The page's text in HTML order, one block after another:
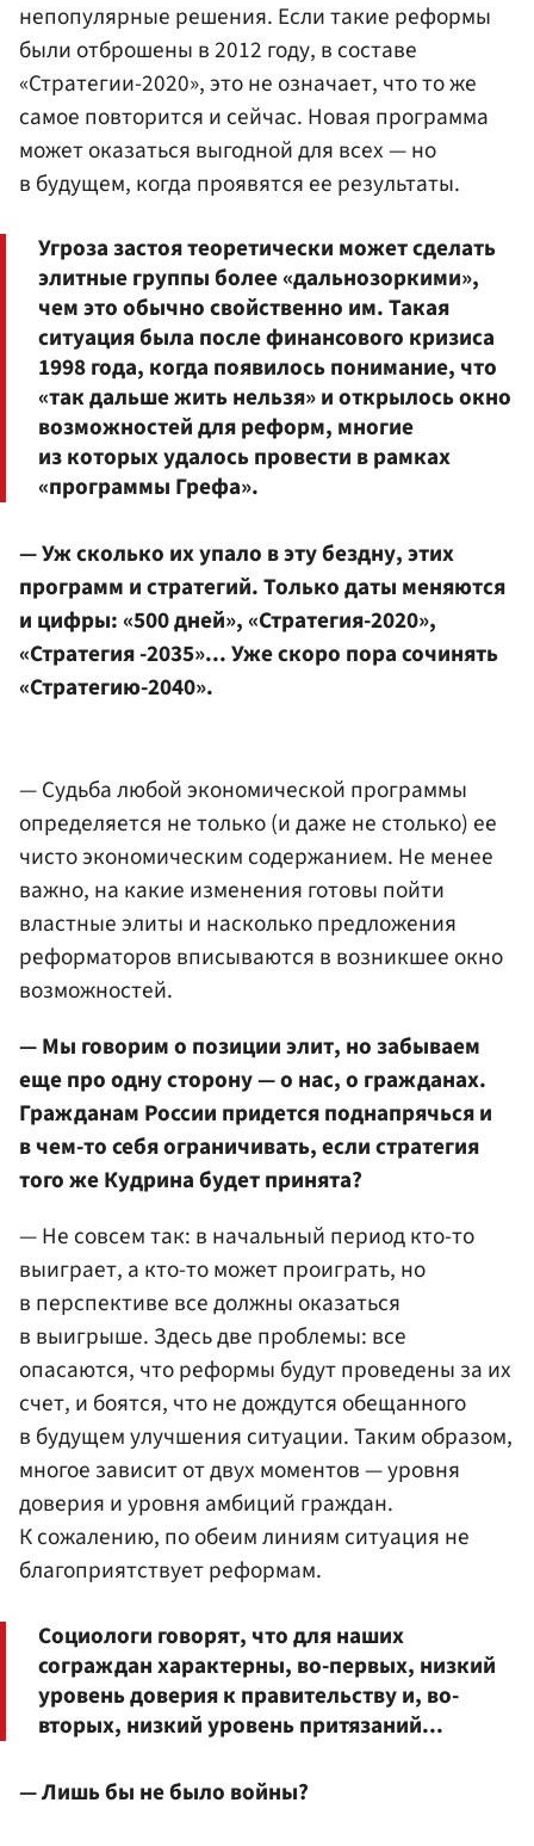
непопулярные решения. Если такие реформы
были отброшены в 2012 году, в составе
«Стратегии-2020», это не означает, что то же
самое повторится и сейчас. Новая программа
может оказаться выгодной для всех — но
в будущем, когда проявятся ее результаты.
Угроза застоя теоретически может сделать
элитные группы более «дальнозоркими»,
чем это обычно свойственно им. Такая
ситуация была после финансового кризиса
1998 года, когда появилось понимание, что
«так дальше жить нельзя» и открылось окно
возможностей для реформ, многие
из которых удалось провести в рамках
«программы Грефа».
— Уж сколько их упало в эту бездну, этих
программ и стратегий. Только даты меняются
и цифры: «500 дней», «Стратегия-2020»,
«Стратегия -2035»... Уже скоро пора сочинять
«Стратегию-2040».
— Судьба любой экономической программы
определяется не только (и даже не столько) ее
чисто экономическим содержанием. Не менее
важно, на какие изменения готовы пойти
властные элиты и насколько предложения
реформаторов вписываются в возникшее окно
возможностей.
— Мы говорим о позиции элит, но забываем
еще про одну сторону — о нас, о гражданах.
Гражданам России придется поднапрячься и
в чем-то себя ограничивать, если стратегия
того же Кудрина будет принята?
— Не совсем так: в начальный период кто-то
выиграет, а кто-то может проиграть, но
в перспективе все должны оказаться
в выигрыше. Здесь две проблемы: все
опасаются, что реформы будут проведены за их
счет, и боятся, что не дождутся обещанного
в будущем улучшения ситуации. Таким образом,
многое зависит от двух моментов — уровня
доверия и уровня амбиций граждан.
К сожалению, по обеим линиям ситуация не
благоприятствует реформам.
Социологи говорят, что для наших
сограждан характерны, во-первых, низкий
уровень доверия к правительству и, во-
вторых, низкий уровень притязаний...
— Лишь бы не было войны?